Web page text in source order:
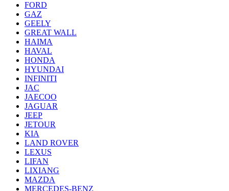
FORD
GAZ
GEELY
GREAT WALL
HAIMA
HAVAL
HONDA
HYUNDAI
INFINITI
JAC
JAECOO
JAGUAR
JEEP
JETOUR
KIA
LAND ROVER
LEXUS
LIFAN
LIXIANG
MAZDA
MERCEDES-BENZ